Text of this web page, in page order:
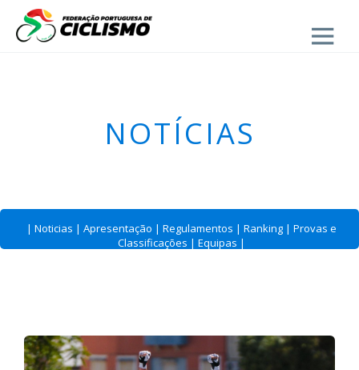
Close
- Estrada
NOTÍCIAS
| Noticias | Apresentação | Regulamentos | Ranking | Provas e
Classificações | Equipas |